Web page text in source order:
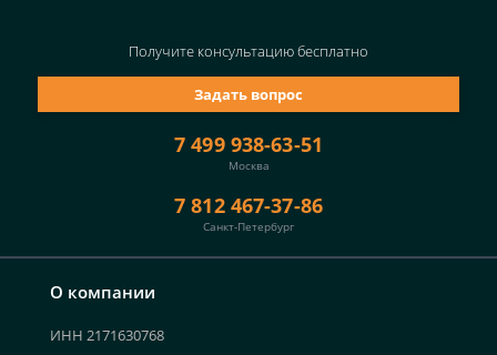
О компании
ИНН 2171630768
7 499 938-63-51
Москва
7 812 467-37-86
Санкт-Петербург
Задать вопрос
Получите консультациюбесплатно